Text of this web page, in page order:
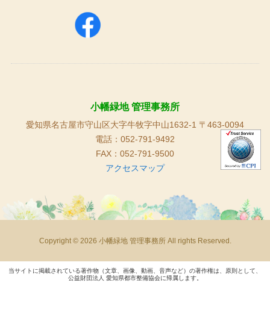
小幡緑地 管理事務所
愛知県名古屋市守山区大字牛牧字中山1632-1 〒463-0094
電話：052-791-9492
FAX：052-791-9500
アクセスマップ
Copyright © 2026 小幡緑地 管理事務所 All rights Reserved.
当サイトに掲載されている著作物（文章、画像、動画、音声など）の著作権は、原則として、
公益財団法人 愛知県都市整備協会に帰属します。